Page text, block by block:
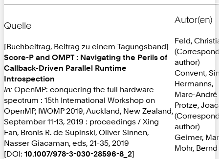
Quelle
[Buchbeitrag, Beitrag zu einem Tagungsband]
Score-P and OMPT : Navigating the Perils of
Callback-Driven Parallel Runtime
Introspection
In: OpenMP: conquering the full hardware
spectrum : 15th International Workshop on
OpenMP, IWOMP 2019, Auckland, New Zealand,
September 11-13, 2019 : proceedings / Xing
Fan, Bronis R. de Supinski, Oliver Sinnen,
Nasser Giacaman, eds, 21-35, 2019
[DOI: 10.1007/978-3-030-28596-8_2]
Autor(en)
Feld,
author)
Convent,
Hermanns,
Marc-André
Protze,
author)
Geimer,
Mohr, Bernd